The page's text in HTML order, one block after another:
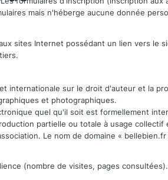
mais n'héberge aucune donnée
sites Internet possédant un lien vers
internationale sur le droit d'auteur et la
et photographiques.
quel qu'il soit est formellement
partielle ou totale à usage
Le nom de domaine «
(nombre de visites, pages